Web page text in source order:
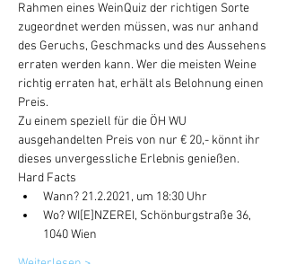
Rahmen eines WeinQuiz der richtigen Sorte
zugeordnet werden müssen, was nur anhand
des Geruchs, Geschmacks und des Aussehens
erraten werden kann. Wer die meisten Weine
richtig erraten hat, erhält als Belohnung einen
Preis.
Zu einem speziell für die ÖH WU
ausgehandelten Preis von nur € 20,- könnt ihr
dieses unvergessliche Erlebnis genießen.
Hard Facts
Wann? 21.2.2021, um 18:30 Uhr
Wo? WI[E]NZEREI, Schönburgstraße 36,
1040 Wien